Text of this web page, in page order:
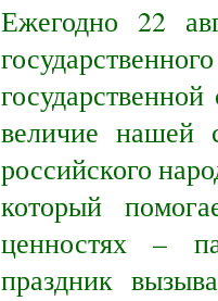
Ежегодно 22
величие нашей
российского
который
ценностях –
праздник